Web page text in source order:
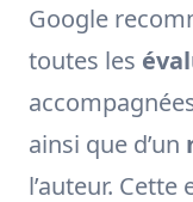
Google
toutes les
ainsi que d’un
l’auteur.